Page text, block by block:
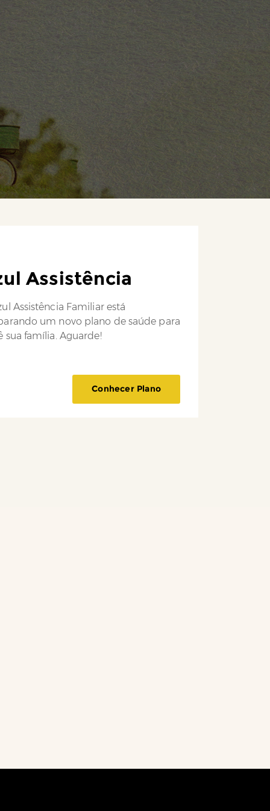
Assistência
Assistência Familiar está
um novo plano de saúde para
sua família. Aguarde!
Conhecer Plano